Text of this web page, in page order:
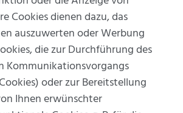
Cookies dienen dazu, das
auszuwerten oder Werbung
die zur Durchführung des
Kommunikationsvorgangs
oder zur Bereitstellung
Ihnen erwünschter